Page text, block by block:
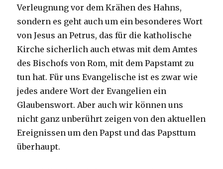
Verleugnung vor dem Krähen des Hahns,
sondern es geht auch um ein besonderes Wort
von Jesus an Petrus, das für die katholische
Kirche sicherlich auch etwas mit dem Amtes
des Bischofs von Rom, mit dem Papstamt zu
tun hat. Für uns Evangelische ist es zwar wie
jedes andere Wort der Evangelien ein
Glaubenswort. Aber auch wir können uns
nicht ganz unberührt zeigen von den aktuellen
Ereignissen um den Papst und das Papsttum
überhaupt.